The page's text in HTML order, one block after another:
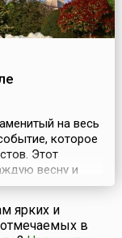
на весь
которое
Этот
весну и
Стамбул
увидеть
ярких и
в